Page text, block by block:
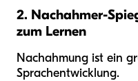
2. Nachahmer-
zum Lernen
Nachahmung ist ein
Sprachentwicklung.